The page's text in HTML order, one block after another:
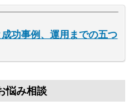
功事例、運用までの五つ
悩み相談